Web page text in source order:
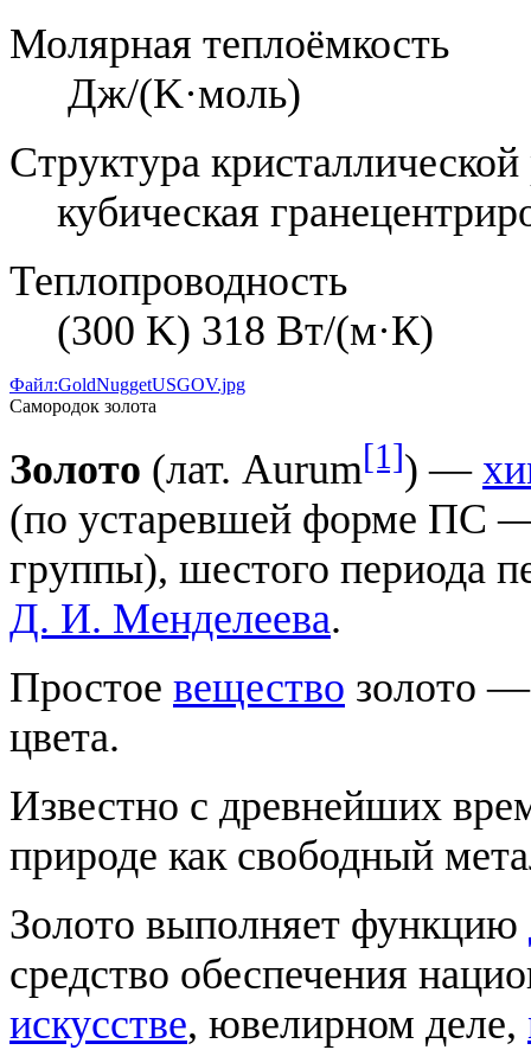
Молярная теплоёмкость
Дж/(K·моль)
Структура
кубическая
Теплопроводность
(300 K) 318 Вт/(м·К)
Файл:GoldNuggetUSGOV.jpg
Самородок золота
Золото (лат. Aurum[1]) —
(по устаревшей форме ПС
группы), шестого периода
Д. И. Менделеева.
Простое вещество золото
цвета.
Известно с древнейших
природе как свободный
Золото выполняет функцию
средство обеспечения
искусстве, ювелирном деле,